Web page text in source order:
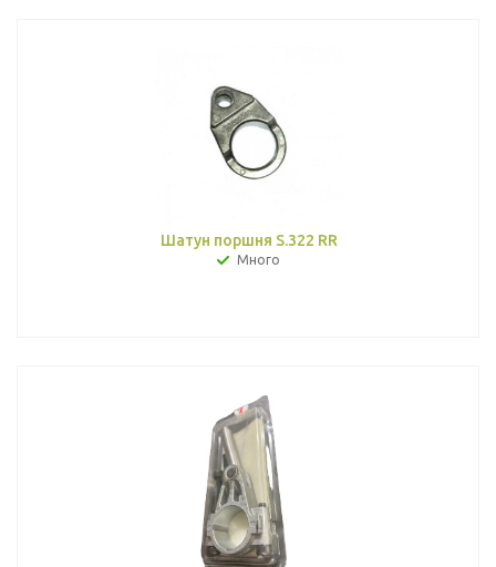
Шатун поршня S.322 RR
Много